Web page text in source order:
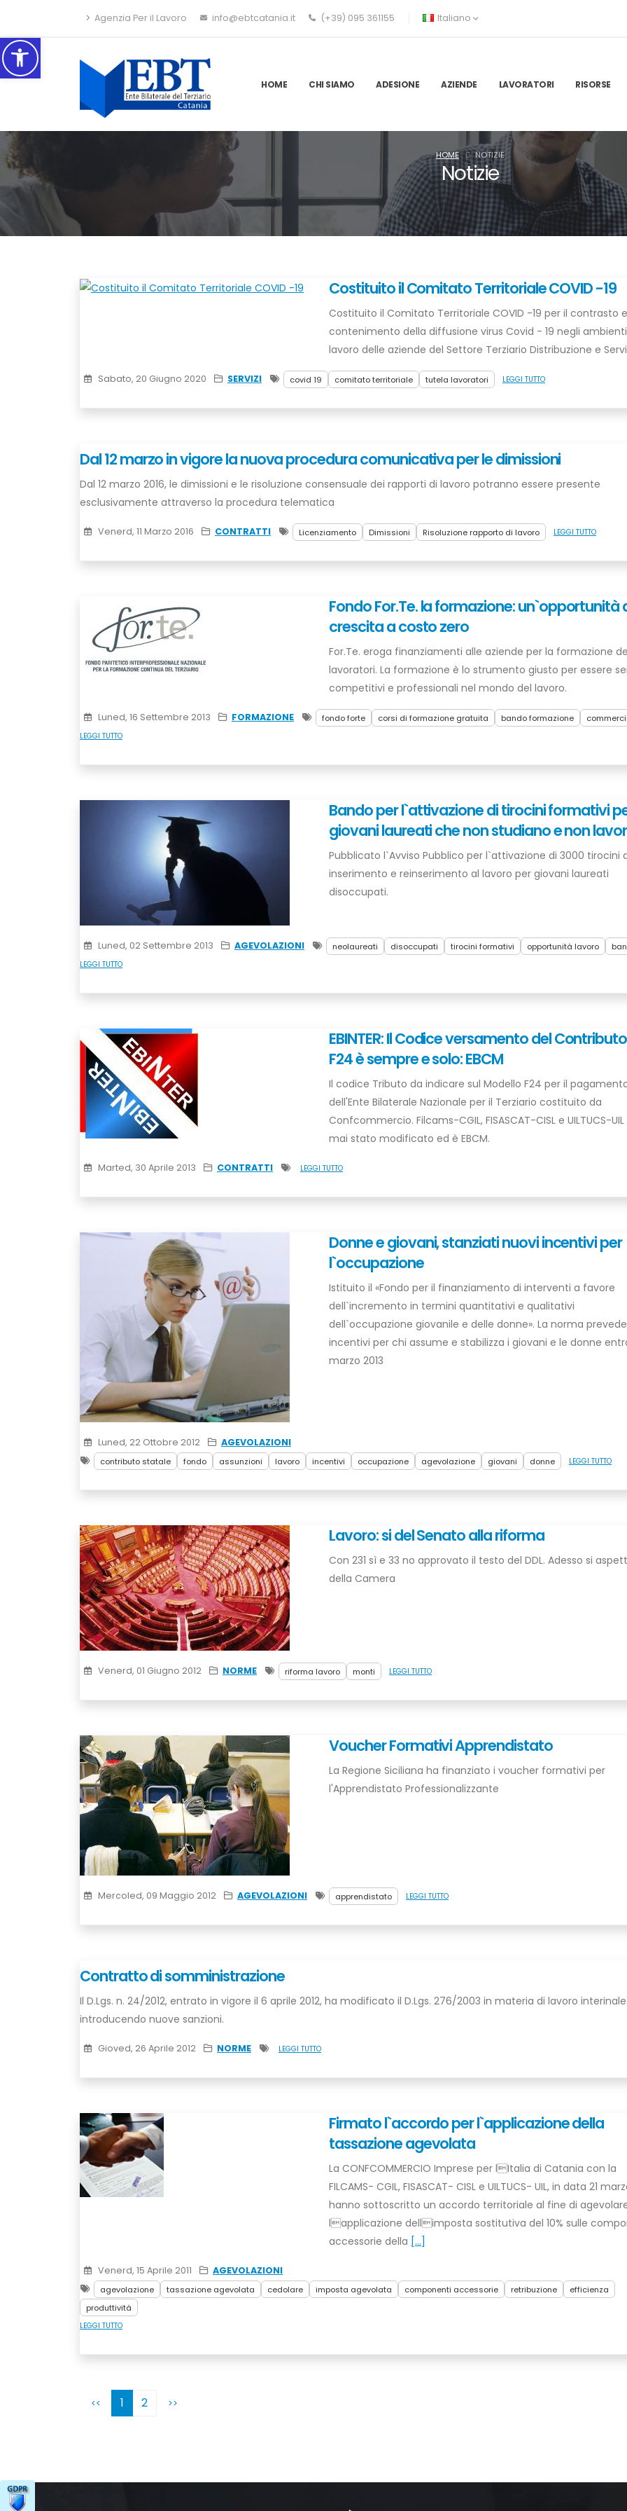
Agenzia Per il Lavoro info@ebtcatania.it (+39) 095 361155 Italiano
HOME CHI SIAMO ADESIONE AZIENDE LAVORATORI RISORSE
Notizie
HOME NOTIZIE
Costituito il Comitato Territoriale COVID -19
Costituito il Comitato Territoriale COVID -19 per il contrasto
contenimento della diffusione virus Covid - 19 negli
lavoro delle aziende del Settore Terziario Distribuzione e
Sabato, 20 Giugno 2020 SERVIZI covid 19 comitato territoriale tutela lavoratori LEGGI TUTTO
Dal 12 marzo in vigore la nuova procedura comunicativa per le dimissioni
Dal 12 marzo 2016, le dimissioni e le risoluzione consensuale dei rapporti di lavoro potranno essere presente
esclusivamente attraverso la procedura telematica
Venerd, 11 Marzo 2016 CONTRATTI Licenziamento Dimissioni Risoluzione rapporto di lavoro LEGGI TUTTO
Fondo For.Te. la formazione: un`opportunità
crescita a costo zero
For.Te. eroga finanziamenti alle aziende per la formazione
lavoratori. La formazione è lo strumento giusto per essere
competitivi e professionali nel mondo del lavoro.
Luned, 16 Settembre 2013 FORMAZIONE fondo forte corsi di formazione gratuita bando formazione
LEGGI TUTTO
Bando per l`attivazione di tirocini formativi
giovani laureati che non studiano e non
Pubblicato l`Avviso Pubblico per l`attivazione di 3000 tirocini
inserimento e reinserimento al lavoro per giovani laureati
disoccupati.
Luned, 02 Settembre 2013 AGEVOLAZIONI neolaureati disoccupati tirocini formativi opportunità lavoro
LEGGI TUTTO
EBINTER: Il Codice versamento del
F24 è sempre e solo: EBCM
Il codice Tributo da indicare sul Modello F24 per il
dell'Ente Bilaterale Nazionale per il Terziario costituito da
Confcommercio. Filcams-CGIL, FISASCAT-CISL e UILTUCS-
mai stato modificato ed è EBCM.
Marted, 30 Aprile 2013 CONTRATTI LEGGI TUTTO
Donne e giovani, stanziati nuovi incentivi per
l`occupazione
Istituito il «Fondo per il finanziamento di interventi a favore
dell`incremento in termini quantitativi e qualitativi
dell`occupazione giovanile e delle donne». La norma prevede
incentivi per chi assume e stabilizza i giovani e le donne
marzo 2013
Luned, 22 Ottobre 2012 AGEVOLAZIONI
contributo statale fondo assunzioni lavoro incentivi occupazione agevolazione giovani donne LEGGI TUTTO
Lavoro: si del Senato alla riforma
Con 231 sì e 33 no approvato il testo del DDL. Adesso si
della Camera
Venerd, 01 Giugno 2012 NORME riforma lavoro monti LEGGI TUTTO
Voucher Formativi Apprendistato
La Regione Siciliana ha finanziato i voucher formativi per
l'Apprendistato Professionalizzante
Mercoled, 09 Maggio 2012 AGEVOLAZIONI apprendistato LEGGI TUTTO
Contratto di somministrazione
Il D.Lgs. n. 24/2012, entrato in vigore il 6 aprile 2012, ha modificato il D.Lgs. 276/2003 in materia di lavoro interinale
introducendo nuove sanzioni.
Gioved, 26 Aprile 2012 NORME LEGGI TUTTO
Firmato l`accordo per l`applicazione della
tassazione agevolata
La CONFCOMMERCIO Imprese per lItalia di Catania con la
FILCAMS- CGIL, FISASCAT- CISL e UILTUCS- UIL, in data 21
hanno sottoscritto un accordo territoriale al fine di
lapplicazione dellimposta sostitutiva del 10% sulle
accessorie della [...]
Venerd, 15 Aprile 2011 AGEVOLAZIONI
agevolazione tassazione agevolata cedolare imposta agevolata componenti accessorie retribuzione
efficienza
produttività
LEGGI TUTTO
<< 1 2 >>
Accessibilità